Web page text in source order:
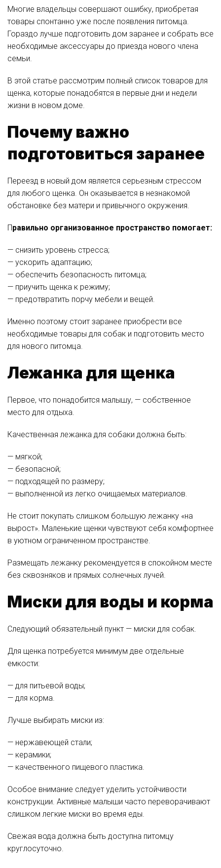
Многие владельцы совершают ошибку, приобретая
товары спонтанно уже после появления питомца.
Гораздо лучше подготовить дом заранее и собрать все
необходимые аксессуары до приезда нового члена
семьи.
В этой статье рассмотрим полный список товаров для
щенка, которые понадобятся в первые дни и недели
жизни в новом доме.
Почему важно
подготовиться заранее
Переезд в новый дом является серьезным стрессом
для любого щенка. Он оказывается в незнакомой
обстановке без матери и привычного окружения.
Правильно организованное пространство помогает:
— снизить уровень стресса;
— ускорить адаптацию;
— обеспечить безопасность питомца;
— приучить щенка к режиму;
— предотвратить порчу мебели и вещей.
Именно поэтому стоит заранее приобрести все
необходимые товары для собак и подготовить место
для нового питомца.
Лежанка для щенка
Первое, что понадобится малышу, — собственное
место для отдыха.
Качественная лежанка для собаки должна быть:
— мягкой;
— безопасной;
— подходящей по размеру;
— выполненной из легко очищаемых материалов.
Не стоит покупать слишком большую лежанку «на
вырост». Маленькие щенки чувствуют себя комфортнее
в уютном ограниченном пространстве.
Размещать лежанку рекомендуется в спокойном месте
без сквозняков и прямых солнечных лучей.
Миски для воды и корма
Следующий обязательный пункт — миски для собак.
Для щенка потребуется минимум две отдельные
емкости:
— для питьевой воды;
— для корма.
Лучше выбирать миски из:
— нержавеющей стали;
— керамики;
— качественного пищевого пластика.
Особое внимание следует уделить устойчивости
конструкции. Активные малыши часто переворачивают
слишком легкие миски во время еды.
Свежая вода должна быть доступна питомцу
круглосуточно.